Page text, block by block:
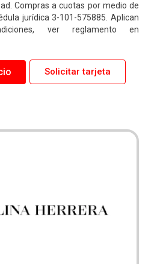
Compras a cuotas por medio de
jurídica 3-101-575885. Aplican
ver reglamento en
Solicitar tarjeta